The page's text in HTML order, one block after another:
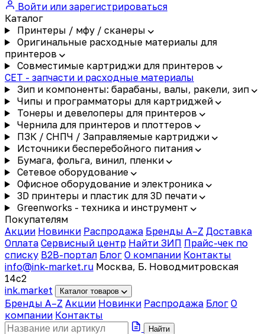
Войти или зарегистрироваться
Каталог
Принтеры / мфу / сканеры
Оригинальные расходные материалы для
принтеров
Совместимые картриджи для принтеров
CET - запчасти и расходные материалы
Зип и компоненты: барабаны, валы, ракели, зип
Чипы и программаторы для картриджей
Тонеры и девелоперы для принтеров
Чернила для принтеров и плоттеров
ПЗК / СНПЧ / Заправляемые картриджи
Источники бесперебойного питания
Бумага, фольга, винил, пленки
Сетевое оборудование
Офисное оборудование и электроника
3D принтеры и пластик для 3D печати
Greenworks - техника и инструмент
Покупателям
Акции Новинки Распродажа Бренды A–Z Доставка
Оплата Сервисный центр Найти ЗИП Прайс-чек по
списку B2B-портал Блог О компании Контакты
info@ink-market.ru Москва, Б. Новодмитровская
14с2
ink.market Каталог товаров
Бренды A–Z Акции Новинки Распродажа Блог О
компании Контакты
Найти